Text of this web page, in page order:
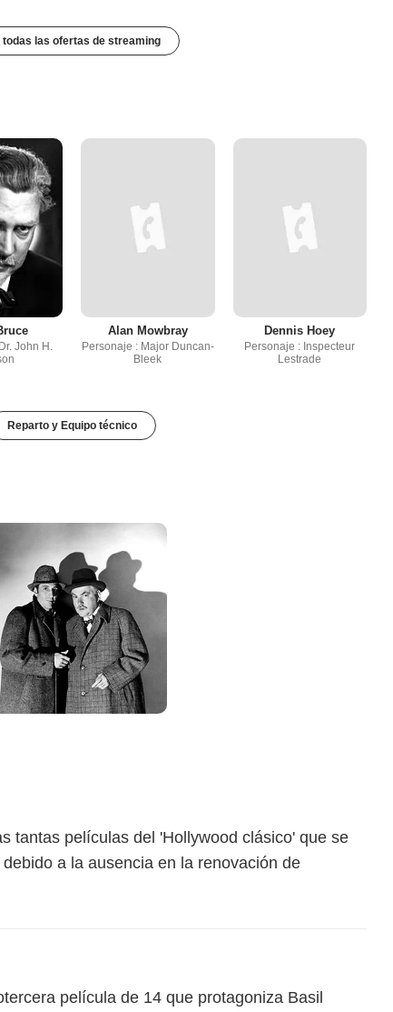
todas las ofertas de streaming
John H.
Alan Mowbray
Personaje : Major Duncan-
Bleek
Dennis Hoey
Personaje : Inspecteur
Lestrade
Reparto y Equipo técnico
tantas películas del 'Hollywood clásico' que se
a la ausencia en la renovación de
película de 14 que protagoniza Basil